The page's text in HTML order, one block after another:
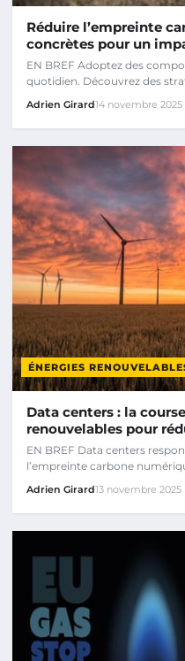
Réduire l’empreinte
concrètes pour un
EN BREF Adoptez des
quotidien. Découvrez des
Adrien Girard14 novembre 2025
ÉNERGIES
Data centers : la
renouvelables pour
EN BREF Data centers
l’empreinte carbone
Adrien Girard13 novembre 2025